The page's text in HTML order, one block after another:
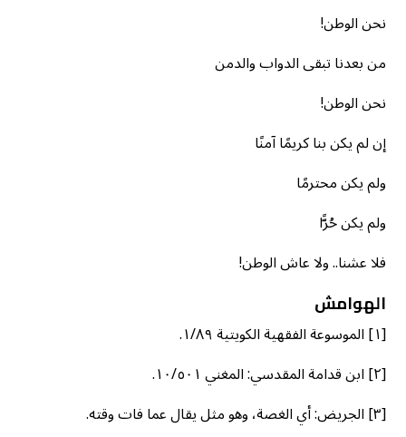
نحن الوطن!
من بعدنا تبقى الدواب والدمن
نحن الوطن!
إن لم يكن بنا كريمًا آمنًا
ولم يكن محترمًا
ولم يكن حُرًّا
فلا عشنا.. ولا عاش الوطن!
الهوامش
[١] الموسوعة الفقهية الكويتية ١/٨٩.
[٢] ابن قدامة المقدسي: المغني ١٠/٥٠١.
[٣] الجريض: أي الغصة، وهو مثل يقال عما فات وقته.